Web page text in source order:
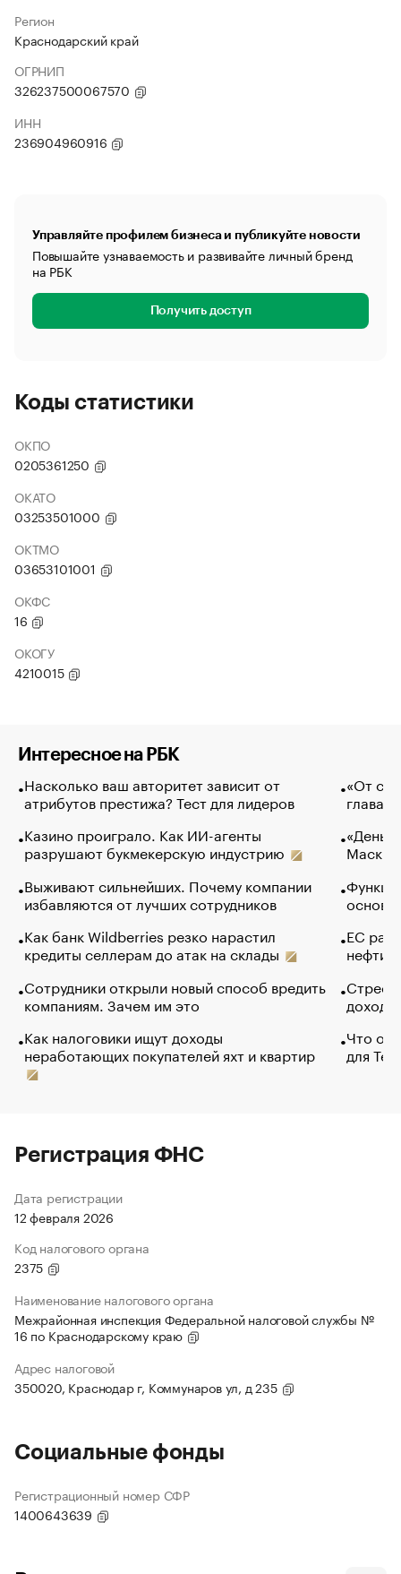
Регион
Краснодарский край
ОГРНИП
326237500067570
ИНН
236904960916
Управляйте профилем бизнеса и публикуйте новости
Повышайте узнаваемость и развивайте личный бренд
на РБК
Получить доступ
Коды статистики
ОКПО
0205361250
ОКАТО
03253501000
ОКТМО
03653101001
ОКФС
16
ОКОГУ
4210015
Интересное на РБК
Насколько ваш авторитет зависит от
атрибутов престижа? Тест для лидеров
Казино проиграло. Как ИИ-агенты
разрушают букмекерскую индустрию
Выживают сильнейших. Почему компании
избавляются от лучших сотрудников
Как банк Wildberries резко нарастил
кредиты селлерам до атак на склады
Сотрудники открыли новый способ вредить
компаниям. Зачем им это
Как налоговики ищут доходы
неработающих покупателей яхт и квартир
«От
глава
Маск в
основ
ЕС
нефти
Что
для
Регистрация ФНС
Дата регистрации
12 февраля 2026
Код налогового органа
2375
Наименование налогового органа
Межрайонная инспекция Федеральной налоговой службы №
16 по Краснодарскому краю
Адрес налоговой
350020, Краснодар г, Коммунаров ул, д 235
Социальные фонды
Регистрационный номер СФР
1400643639